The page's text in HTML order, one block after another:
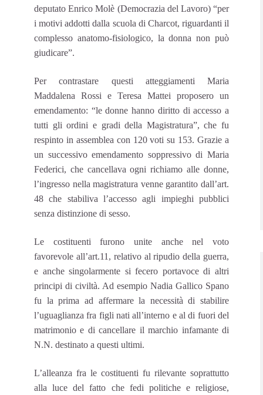
deputato Enrico Molè (Democrazia del Lavoro) “per
i motivi addotti dalla scuola di Charcot, riguardanti il
complesso anatomo-fisiologico, la donna non può
giudicare”.
Per contrastare questi atteggiamenti Maria
Maddalena Rossi e Teresa Mattei proposero un
emendamento: “le donne hanno diritto di accesso a
tutti gli ordini e gradi della Magistratura”, che fu
respinto in assemblea con 120 voti su 153. Grazie a
un successivo emendamento soppressivo di Maria
Federici, che cancellava ogni richiamo alle donne,
l’ingresso nella magistratura venne garantito dall’art.
48 che stabiliva l’accesso agli impieghi pubblici
senza distinzione di sesso.
Le costituenti furono unite anche nel voto
favorevole all’art.11, relativo al ripudio della guerra,
e anche singolarmente si fecero portavoce di altri
principi di civiltà. Ad esempio Nadia Gallico Spano
fu la prima ad affermare la necessità di stabilire
l’uguaglianza fra figli nati all’interno e al di fuori del
matrimonio e di cancellare il marchio infamante di
N.N. destinato a questi ultimi.
L’alleanza fra le costituenti fu rilevante soprattutto
alla luce del fatto che fedi politiche e religiose,